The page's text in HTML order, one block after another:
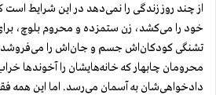
خود را می‌کشد، زن ستمزده و محروم بلوچ،
تشنگی ‌کودکان‌اش جسم و جان‌اش را
محرومان چابهار که خانه‌هایشان را آخوندها
دادخواهی‌‌شان به آسمان می‌رسد. اما این همه